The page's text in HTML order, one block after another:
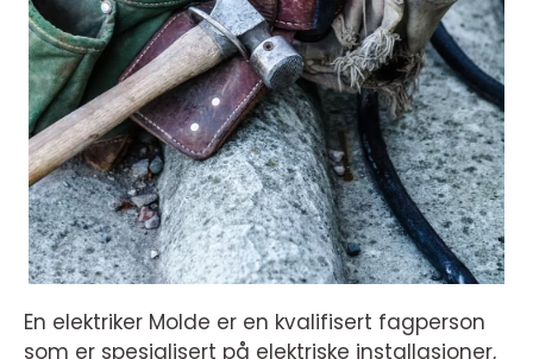
En elektriker Molde er en kvalifisert fagperson
som er spesialisert på elektriske installasjoner,